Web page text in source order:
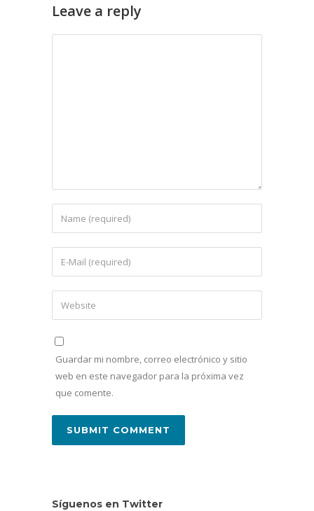
Leave a reply
Guardar mi nombre, correo electrónico y sitio
web en este navegador para la próxima vez
que comente.
Síguenos en Twitter